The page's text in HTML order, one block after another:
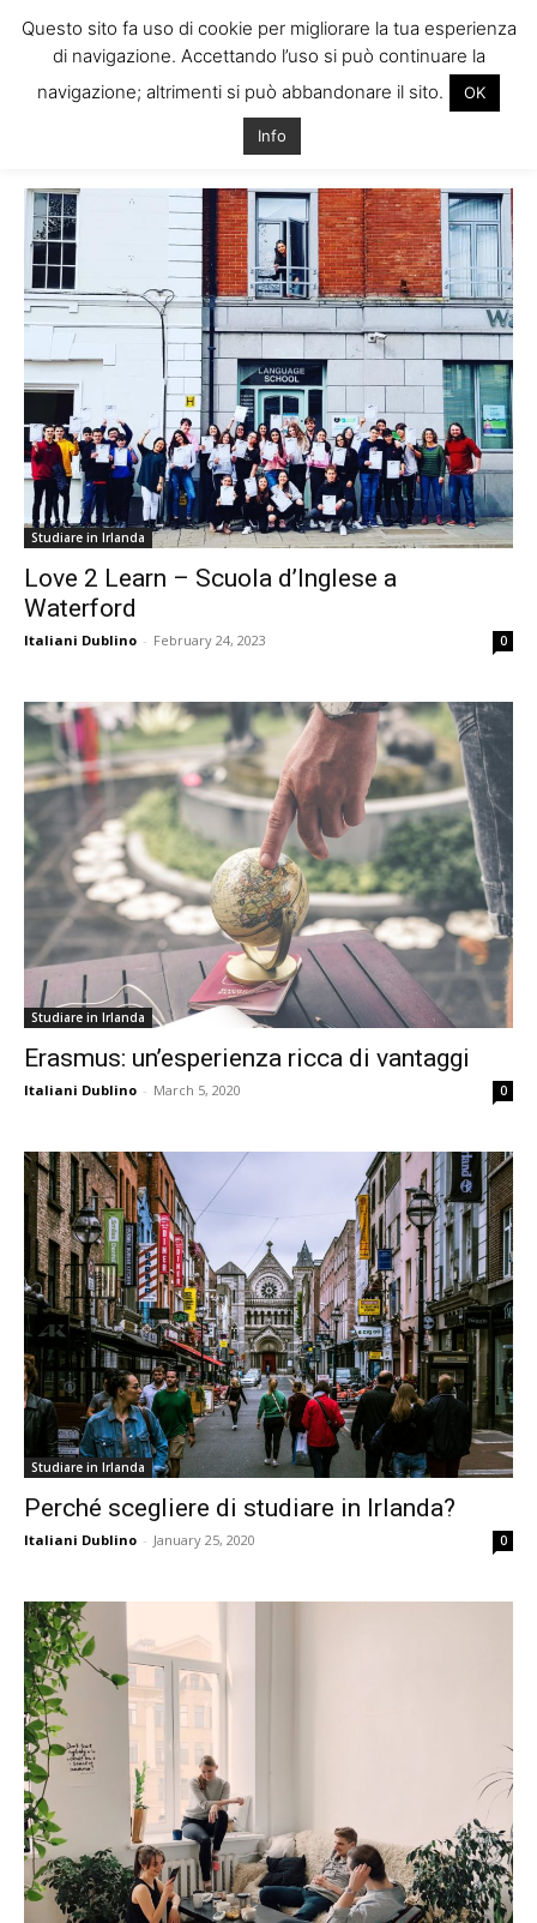
Studiare in Irlanda
Studiare in Irlanda
Love 2 Learn – Scuola d’Inglese a
Waterford
Italiani Dublino - February 24, 2023 0
Studiare in Irlanda
Erasmus: un’esperienza ricca di vantaggi
Italiani Dublino - March 5, 2020 0
Studiare in Irlanda
Perché scegliere di studiare in Irlanda?
Italiani Dublino - January 25, 2020 0
Questo sito fa uso di cookie per migliorare la tua esperienza
di navigazione. Accettando l’uso si può continuare la
navigazione; altrimenti si può abbandonare il sito.
OK
Info